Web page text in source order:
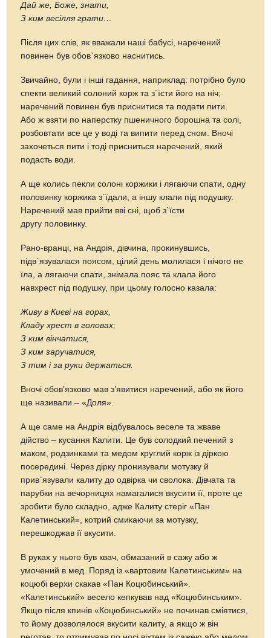
Дай же, Боже, знати,
З ким весілля грати…
Після цих слів, як вважали наші бабусі, наречений
повинен був обов`язково наснитись.
Звичайно, були і інші гадання, наприклад: потрібно було
спекти великий солоний корж та з`їсти його на ніч;
наречений повинен був приснитися та подати пити.
Або ж взяти по наперстку пшеничного борошна та солі,
розбовтати все це у воді та випити перед сном. Вночі
захочеться пити і тоді присниться наречений, який
подасть води.
А ще колись пекли солоні коржики і лягаючи спати, одну
половинку коржика з`їдали, а іншу клали під подушку.
Наречений мав прийти вві сні, щоб з`їсти
другу половинку.
Рано-вранці, на Андрія, дівчина, прокинувшись,
підв`язувалася поясом, цілий день молилася і нічого не
їла, а лягаючи спати, знімала пояс та клала його
навхрест під подушку, при цьому голосно казала:
Живу в Києві на горах,
Кладу хрест в головах;
З ким вінчатися,
З ким заручатися,
З тим і за руки держаться.
Вночі обов’язково мав з’явитися наречений, або як його
ще називали – «Доля».
А ще саме на Андрія відбувалось веселе та жваве
дійство – кусання Калити. Це був солодкий печений з
маком, родзинками та медом круглий корж із діркою
посередині. Через дірку пронизували мотузку й
прив`язували калиту до одвірка чи сволока. Дівчата та
парубки на вечорницях намагалися вкусити її, проте це
зробити було складно, адже Калиту стеріг «Пан
Калетинський», котрий смикаючи за мотузку,
перешкоджав її вкусити.
В руках у нього був квач, обмазаний в сажу або ж
умочений в мед. Поряд із «вартовим Калетинським» на
коцюбі верхи скакав «Пан Коцюбинський».
«Калетинський» весело кепкував над «Коцюбинським».
Якщо після кпинів «Коцюбинський» не починав сміятися,
то йому дозволялося вкусити калиту, а якщо ж він